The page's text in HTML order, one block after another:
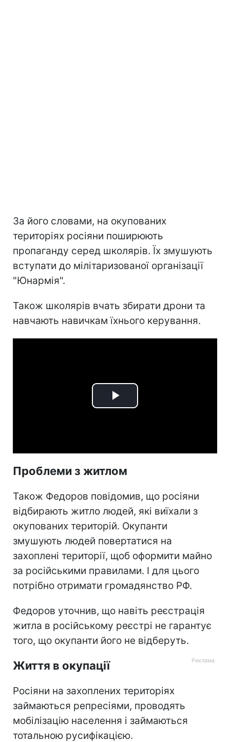
За його словами, на окупованих
територіях росіяни поширюють
пропаганду серед школярів. Їх змушують
вступати до мілітаризованої організації
"Юнармія".
Також школярів вчать збирати дрони та
навчають навичкам їхнього керування.
Play
Проблеми з житлом
Також Федоров повідомив, що росіяни
відбирають житло людей, які виїхали з
окупованих територій. Окупанти
змушують людей повертатися на
захоплені території, щоб оформити майно
за російськими правилами. І для цього
потрібно отримати громадянство РФ.
Федоров уточнив, що навіть реєстрація
житла в російському реєстрі не гарантує
того, що окупанти його не відберуть.
Життя в окупації
Росіяни на захоплених територіях
займаються репресіями, проводять
мобілізацію населення і займаються
тотальною русифікацією.